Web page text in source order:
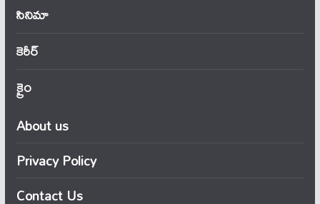
సినిమా
కెరీర్
క్రైం
About us
Privacy Policy
Contact Us